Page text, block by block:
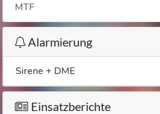
MTF
Alarmierung
Sirene + DME
Einsatzberichte